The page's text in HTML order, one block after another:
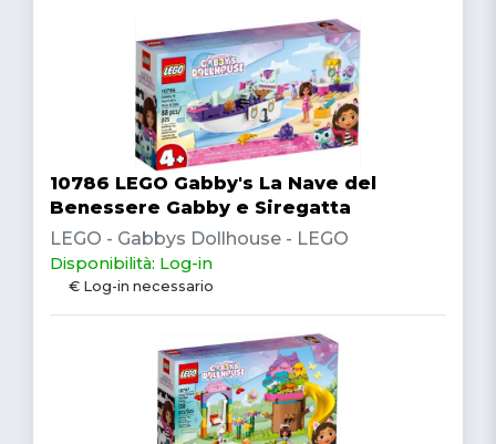
10786 LEGO Gabby's La Nave del
Benessere Gabby e Siregatta
LEGO - Gabbys Dollhouse - LEGO
Disponibilità: Log-in
€ Log-in necessario